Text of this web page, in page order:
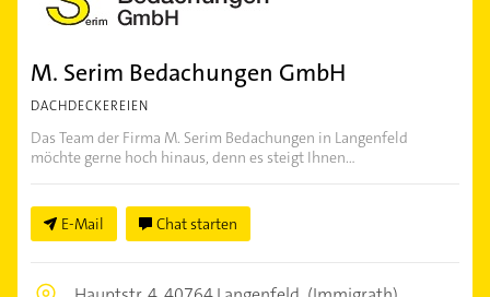
M. Serim Bedachungen GmbH
DACHDECKEREIEN
Das Team der Firma M. Serim Bedachungen in Langenfeld
möchte gerne hoch hinaus, denn es steigt Ihnen...
E-Mail Chat starten